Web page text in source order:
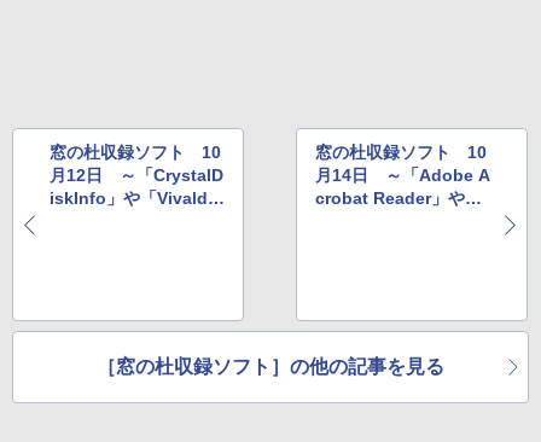
窓の杜収録ソフト 10
月12日 ～「CrystalD
iskInfo」や「Vivald
窓の杜収録ソフト 10
月14日 ～「Adobe A
crobat Reader」や
［窓の杜収録ソフト］の他の記事を見る